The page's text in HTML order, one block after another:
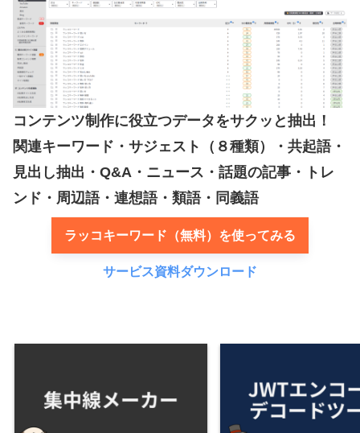
コンテンツ制作に役立つデータをサクッと抽出！
関連キーワード・サジェスト（８種類）・共起語・
見出し抽出・Q&A・ニュース・話題の記事・トレ
ンド・周辺語・連想語・類語・同義語
ラッコキーワード（無料）を使ってみる
サービス資料ダウンロード